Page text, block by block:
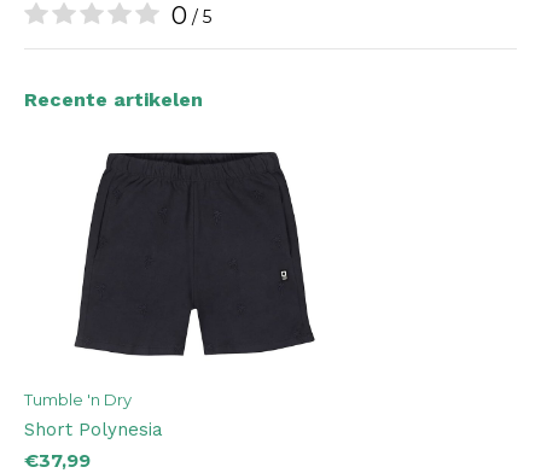
0 / 5
Recente artikelen
Tumble 'n Dry
Short Polynesia
€37,99